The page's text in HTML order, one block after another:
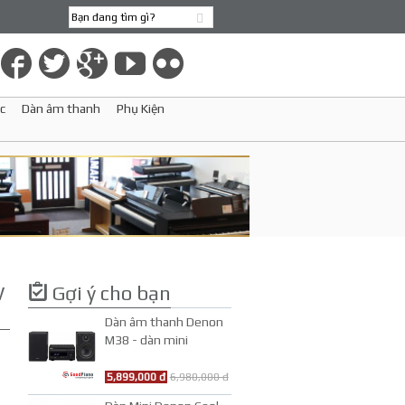
Dàn âm thanh
Phụ Kiện
Gợi ý cho bạn
Dàn âm thanh Denon
M38 - dàn mini
5,899,000 đ 6,980,000 đ